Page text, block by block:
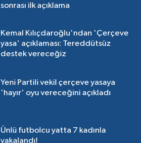
sonrası ilk açıklama
Kemal Kılıçdaroğlu'ndan 'Çerçeve
yasa' açıklaması: Tereddütsüz
destek vereceğiz
Yeni Partili vekil çerçeve yasaya
'hayır' oyu vereceğini açıkladı
Ünlü futbolcu yatta 7 kadınla
yakalandı!